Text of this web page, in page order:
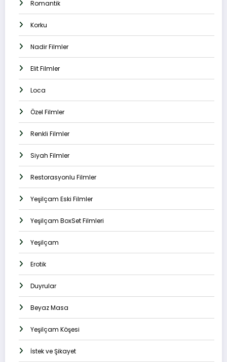
Romantik
Korku
Nadir Filmler
Elit Filmler
Loca
Özel Filmler
Renkli Filmler
Siyah Filmler
Restorasyonlu Filmler
Yeşilçam Eski Filmler
Yeşilçam BoxSet Filmleri
Yeşilçam
Erotik
Duyrular
Beyaz Masa
Yeşilçam Köşesi
İstek ve Şikayet